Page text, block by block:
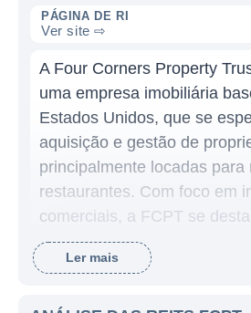
PÁGINA DE RI
Ver site ⇨
A Four Corners Property
uma empresa imobiliária
Estados Unidos, que se
aquisição e gestão de
principalmente locadas para
restaurantes. Com foco em
comerciais, a FCPT se
em imóveis que possuem
qualidade e que operam em
Ler mais